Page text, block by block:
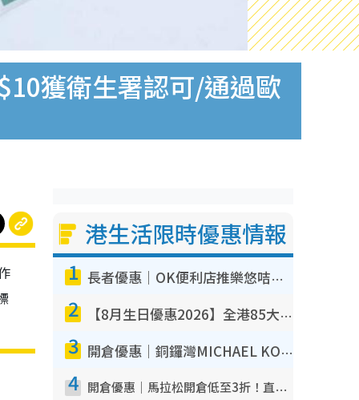
獲衛生署認可/通過歐
港生活限時優惠情報
1 長者優惠｜OK便利店推樂悠咭優惠！買麵包/牛奶/保健品拍卡即減
2 【8月生日優惠2026】全港85大食買玩著數攻略 自助餐/火鍋放題同行免費＋誠品/DONKI送現金券
3 開倉優惠｜銅鑼灣MICHAEL KORS開倉低至17折！直擊$500起買手袋/銀包/鞋款 必買經典Jet Set系列
4 開倉優惠｜馬拉松開倉低至3折！直擊$99起買adidas／New Balance／Puma鞋款 STANLEY保溫杯劈價至$119起